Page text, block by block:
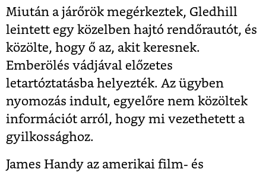
Miután a járőrök megérkeztek, Gledhill
leintett egy közelben hajtó rendőrautót, és
közölte, hogy ő az, akit keresnek.
Emberölés vádjával előzetes
letartóztatásba helyezték. Az ügyben
nyomozás indult, egyelőre nem közöltek
információt arról, hogy mi vezethetett a
gyilkossághoz.
James Handy az amerikai film- és